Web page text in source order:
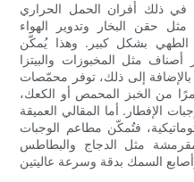
في ذلك أفران الحمل الحراري
مثل حقن البخار وتدوير الهواء
الطهي بشكل كبير. وهذا يُمكّن
مثل المخبوزات والبيتزا
إلى ذلك، توفر محمّصات
من الخبز المحمص أو الكعك،
الإفطار. أما المقالي العميقة
فتُمكّن مطاعم الوجبات
مثل الدجاج والبطاطس